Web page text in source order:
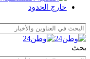
خارج الحدود
بحث